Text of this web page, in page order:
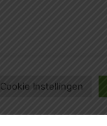
Cookie Instellingen